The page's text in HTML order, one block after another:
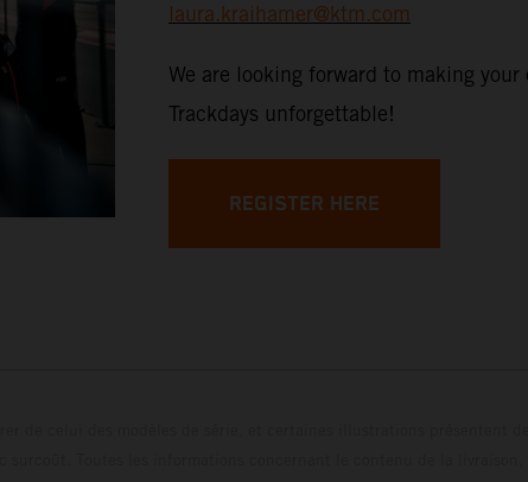
laura.kraihamer@ktm.com
We are looking forward to making
Trackdays unforgettable!
REGISTER HERE